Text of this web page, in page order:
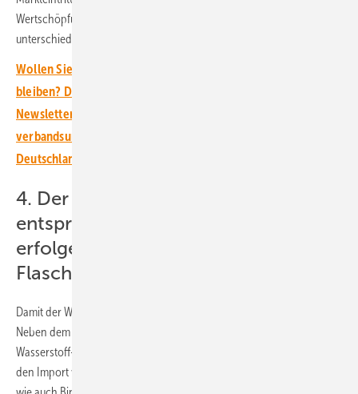
Wertschöpfungskette abzubauen sowie das Ineinandergreifen der
unterschiedlichen Teile der Wertschöpfungsketten zu ermöglichen
Wollen Sie über die Energiewende auf dem Laufenden
bleiben? Dann abonnieren Sie einfach den kostenlosen
Newsletter von ERNEUERBARE ENERGIEN – dem größten
verbandsunabhängigen Magazin für erneuerbare Energien in
Deutschland!
4. Der Ausbau der Infrastruktur muss
entsprechend des künftigen Bedarfs
erfolgen – um nicht zum
Flaschenhals zu werden
Damit der Wasserstoff auch in der Fläche ankommt, brauche es
Neben dem Wasserstoff-Kernnetz ergänzend ein Verteilnetz, über das
Wasserstoff-Cluster zunehmend angebunden werden können. Für
den Import von Wasserstoff und seinen Derivaten spielen Übersee-